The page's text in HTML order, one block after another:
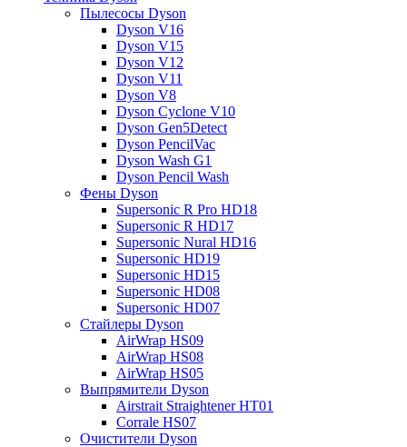
Пылесосы Dyson
Dyson V16
Dyson V15
Dyson V12
Dyson V11
Dyson V8
Dyson Cyclone V10
Dyson Gen5Detect
Dyson PencilVac
Dyson Wash G1
Dyson Pencil Wash
Фены Dyson
Supersonic R Pro HD18
Supersonic R HD17
Supersonic Nural HD16
Supersonic HD19
Supersonic HD15
Supersonic HD08
Supersonic HD07
Стайлеры Dyson
AirWrap HS09
AirWrap HS08
AirWrap HS05
Выпрямители Dyson
Airstrait Straightener HT01
Corrale HS07
Очистители Dyson